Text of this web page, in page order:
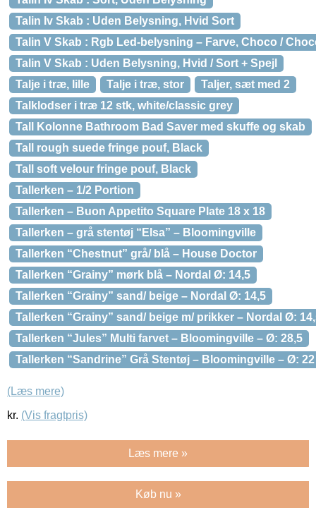
Talin Iv Skab : Uden Belysning, Hvid Sort
Talin V Skab : Rgb Led-belysning – Farve, Choco /
Talin V Skab : Uden Belysning, Hvid / Sort + Spejl
Talje i træ, lille
Talje i træ, stor
Taljer, sæt med 2
Talklodser i træ 12 stk, white/classic grey
Tall Kolonne Bathroom Bad Saver med skuffe og skab
Tall rough suede fringe pouf, Black
Tall soft velour fringe pouf, Black
Tallerken – 1/2 Portion
Tallerken – Buon Appetito Square Plate 18 x 18
Tallerken – grå stentøj “Elsa” – Bloomingville
Tallerken “Chestnut” grå/ blå – House Doctor
Tallerken “Grainy” mørk blå – Nordal Ø: 14,5
Tallerken “Grainy” sand/ beige – Nordal Ø: 14,5
Tallerken “Grainy” sand/ beige m/ prikker – Nordal Ø:
Tallerken “Jules” Multi farvet – Bloomingville – Ø: 28,5
Tallerken “Sandrine” Grå Stentøj – Bloomingville – Ø:
(Læs mere)
kr. (Vis fragtpris)
Læs mere »
Køb nu »